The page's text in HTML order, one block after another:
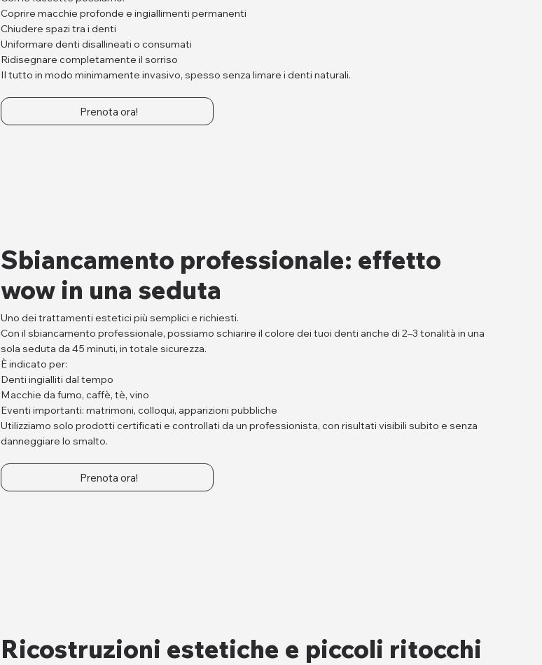
Coprire macchie profonde e ingiallimenti permanenti
Chiudere spazi tra i denti
Uniformare denti disallineati o consumati
Ridisegnare completamente il sorriso
Il tutto in modo minimamente invasivo, spesso senza limare i denti naturali.
Prenota ora!
Sbiancamento professionale: effetto
wow in una seduta
Uno dei trattamenti estetici più semplici e richiesti.
Con il sbiancamento professionale, possiamo schiarire il colore dei tuoi denti anche di 2–3 tonalità in una
sola seduta da 45 minuti, in totale sicurezza.
È indicato per:
Denti ingialliti dal tempo
Macchie da fumo, caffè, tè, vino
Eventi importanti: matrimoni, colloqui, apparizioni pubbliche
Utilizziamo solo prodotti certificati e controllati da un professionista, con risultati visibili subito e senza
danneggiare lo smalto.
Prenota ora!
Ricostruzioni estetiche e piccoli ritocchi